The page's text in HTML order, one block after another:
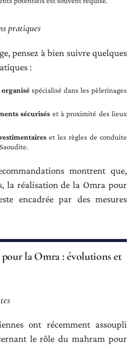
pratiques
pensez à bien suivre quelques
:
spécialisé dans les pèlerinages
sécurisés et à proximité des lieux
et les règles de conduite
montrent que,
la réalisation de la Omra pour
encadrée par des mesures
la Omra : évolutions et
ont récemment assoupli
le rôle du mahram pour